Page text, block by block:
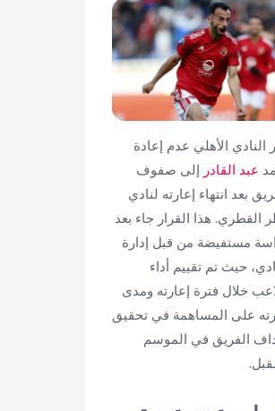
النادي الأهلي عدم إعادة
عبد القادر إلى صفوف
بعد انتهاء إعارته لنادي
القطري. هذا القرار جاء بعد
مستفيضة من قبل إدارة
حيث تم تقييم أداء
خلال فترة إعارته ومدى
على المساهمة في تحقيق
الفريق في الموسم